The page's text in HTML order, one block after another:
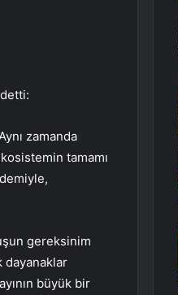
zamanda
tamamı
gereksinim
dayanaklar
büyük bir